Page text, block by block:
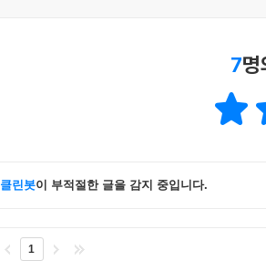
7
클린봇이 부적절한 글을 감지 중입니다.
1